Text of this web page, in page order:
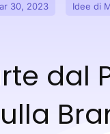
30, 2023 Idee di
dal